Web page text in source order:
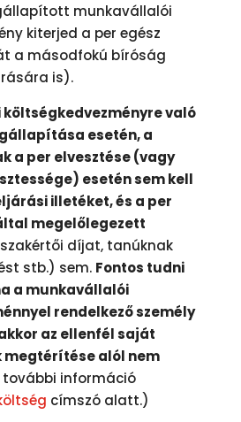
munkavállalói
kiterjed a per egész
a másodfokú bíróság
is).
való
esetén, a
a per elvesztése (vagy
esetén sem kell
illetéket, és a per
megelőlegezett
díjat, tanúknak
stb.) sem. Fontos tudni
a munkavállalói
rendelkező személy
az ellenfél saját
megtérítése alól nem
további információ
címszó alatt.)